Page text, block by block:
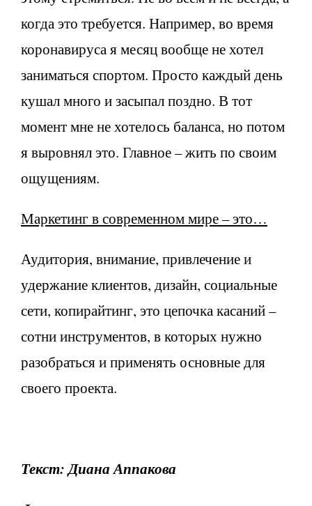
когда это требуется. Например, во время
коронавируса я месяц вообще не хотел
заниматься спортом. Просто каждый день
кушал много и засыпал поздно. В тот
момент мне не хотелось баланса, но потом
я выровнял это. Главное – жить по своим
ощущениям.
Маркетинг в современном мире – это…
Аудитория, внимание, привлечение и
удержание клиентов, дизайн, социальные
сети, копирайтинг, это цепочка касаний –
сотни инструментов, в которых нужно
разобраться и применять основные для
своего проекта.
Текст: Диана Аппакова